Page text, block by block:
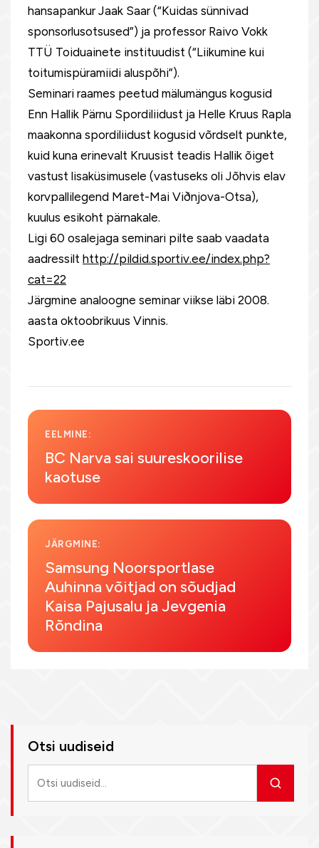
hansapankur Jaak Saar (“Kuidas sünnivad
sponsorlusotsused”) ja professor Raivo Vokk
TTÜ Toiduainete instituudist (“Liikumine kui
toitumispüramiidi aluspõhi”).
Seminari raames peetud mälumängus kogusid
Enn Hallik Pärnu Spordiliidust ja Helle Kruus Rapla
maakonna spordiliidust kogusid võrdselt punkte,
kuid kuna erinevalt Kruusist teadis Hallik õiget
vastust lisaküsimusele (vastuseks oli Jõhvis elav
korvpallilegend Maret-Mai Viðnjova-Otsa),
kuulus esikoht pärnakale.
Ligi 60 osalejaga seminari pilte saab vaadata
aadressilt http://pildid.sportiv.ee/index.php?
cat=22
Järgmine analoogne seminar viikse läbi 2008.
aasta oktoobrikuus Vinnis.
Sportiv.ee
EELMINE:
BC Narva sai suureskoorilise
kaotuse
JÄRGMINE:
Samsung Noorsportlase
Auhinna võitjad on sõudjad
Kaisa Pajusalu ja Jevgenia
Rõndina
Otsi uudiseid
uudiseid